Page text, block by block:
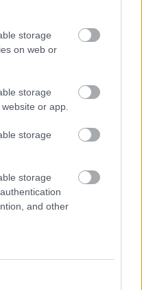
storage
on web or
storage
or app.
storage
storage
and other
id/7843130
felhasználói tartalomnak
üzemeltetője semmilyen felelősséget
adatvédelmi tájékoztatóban
fővárosról
filmek